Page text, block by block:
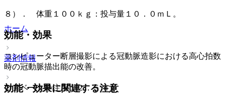
８）． 体重１００ｋｇ：投与量１０．０ｍＬ。
効能・効果
コンピューター断層撮影による冠動脈造影における高心拍数
時の冠動脈描出能の改善。
効能・効果に関連する注意
ホーム
薬剤情報
コアベータ静注用１２．５ｍｇ